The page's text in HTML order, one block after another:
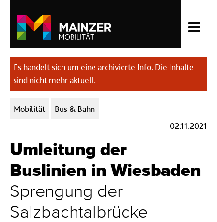
Es handelt sich um eine archivierte Info. Die Inhalte
sind nicht mehr aktuell.
Kategorien:
Mobilität
Bus & Bahn
02.11.2021
Umleitung der
Buslinien in Wiesbaden
Sprengung der
Salzbachtalbrücke